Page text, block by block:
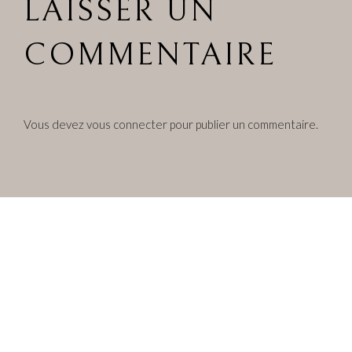
LAISSER UN
COMMENTAIRE
Vous devez vous connecter pour publier un commentaire.